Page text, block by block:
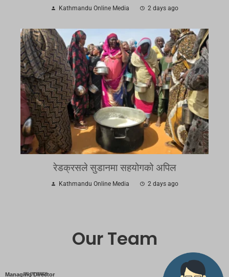
Kathmandu Online Media 2 days ago
रेडक्रसले सुडानमा सहयोगको अपिल
Kathmandu Online Media 2 days ago
Our Team
Managing Director
एम एम तामाङ